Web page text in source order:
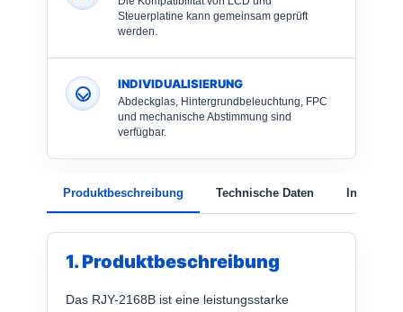
Steuerplatine kann gemeinsam geprüft
werden.
INDIVIDUALISIERUNG
Abdeckglas, Hintergrundbeleuchtung, FPC
und mechanische Abstimmung sind
verfügbar.
Produktbeschreibung Technische Daten
1. Produktbeschreibung
Das RJY-2168B ist eine leistungsstarke